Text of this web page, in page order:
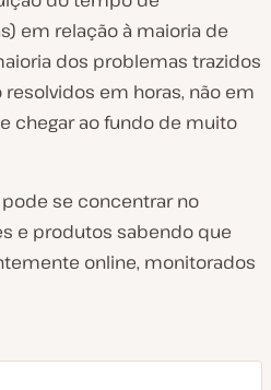
em relação à maioria de
dos problemas trazidos
em horas, não em
chegar ao fundo de muito
se concentrar no
e produtos sabendo que
online, monitorados